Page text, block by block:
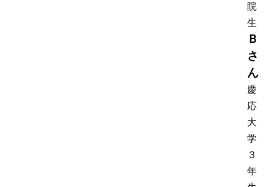
院
生
Ｂ
さ
ん
慶
応
大
学
３
年